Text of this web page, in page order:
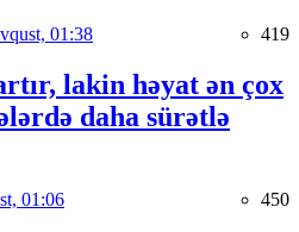
01:38 419
lakin həyat ən çox
daha sürətlə
01:06 450